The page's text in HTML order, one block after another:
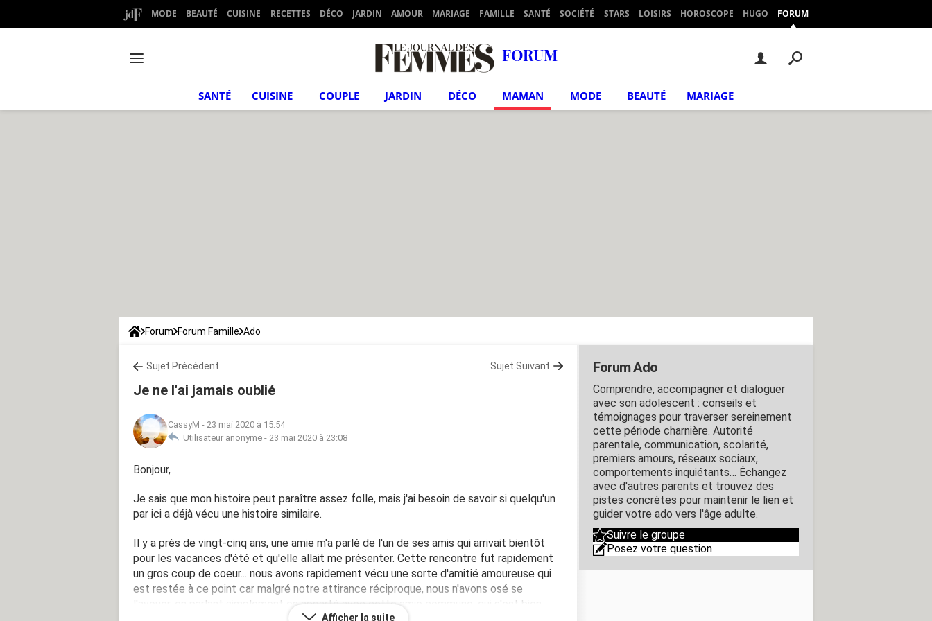
MODE BEAUTÉ CUISINE RECETTES DÉCO JARDIN AMOUR MARIAGE FAMILLE SANTÉ SOCIÉTÉ STARS LOISIRS HOROSCOPE HUGO FORUM
FORUM
SANTÉ CUISINE COUPLE JARDIN DÉCO MAMAN MODE BEAUTÉ MARIAGE
Forum Forum Famille Ado
Sujet Précédent Sujet Suivant
Je ne l'ai jamais oublié
CassyM - 23 mai 2020 à 15:54
Utilisateur anonyme - 23 mai 2020 à 23:08
Bonjour,
Je sais que mon histoire peut paraître assez folle, mais j'ai besoin de savoir si quelqu'un
par ici a déjà vécu une histoire similaire.
Il y a près de vingt-cinq ans, une amie m'a parlé de l'un de ses amis qui arrivait bientôt
pour les vacances d'été et qu'elle allait me présenter. Cette rencontre fut rapidement
un gros coup de coeur... nous avons rapidement vécu une sorte d'amitié amoureuse qui
est restée à ce point car malgré notre attirance réciproque, nous n'avons osé se
l'avouer, en parlant simplement en apparté avec cette amie commune, qui s'est bien
Afficher la suite
Forum Ado
Comprendre, accompagner et dialoguer
avec son adolescent : conseils et
témoignages pour traverser sereinement
cette période charnière. Autorité
parentale, communication, scolarité,
premiers amours, réseaux sociaux,
comportements inquiétants… Échangez
avec d'autres parents et trouvez des
pistes concrètes pour maintenir le lien et
guider votre ado vers l'âge adulte.
Suivre le groupe
Posez votre question